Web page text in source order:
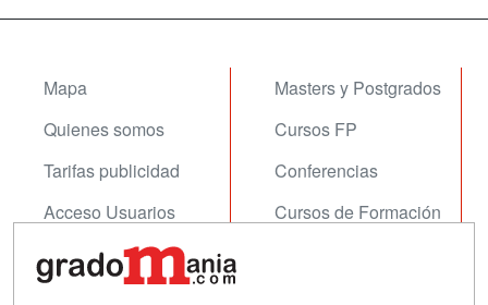
Mapa
Quienes somos
Tarifas publicidad
Acceso Usuarios
Acceso Centros
Masters y Postgrados
Cursos FP
Conferencias
Cursos de Formación